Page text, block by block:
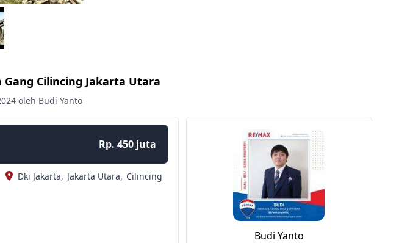
Gang Cilincing Jakarta Utara
oleh Budi Yanto
Rp. 450 juta
Dki Jakarta, Jakarta Utara, Cilincing
Budi Yanto